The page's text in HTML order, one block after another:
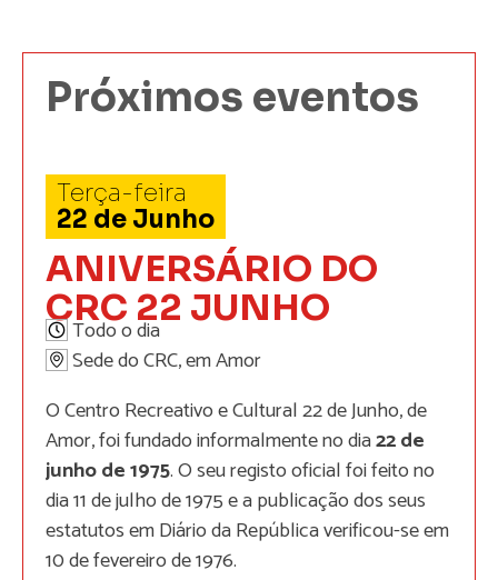
Próximos eventos
Terça-feira
22 de Junho
ANIVERSÁRIO DO
CRC 22 JUNHO
Todo o dia
Sede do CRC, em Amor
O Centro Recreativo e Cultural 22 de Junho, de
Amor, foi fundado informalmente no dia22 de
junho de 1975. O seu registo oficial foi feito no
dia 11 de julho de 1975 e a publicação dos seus
estatutos em Diário da República verificou-se em
10 de fevereiro de 1976.